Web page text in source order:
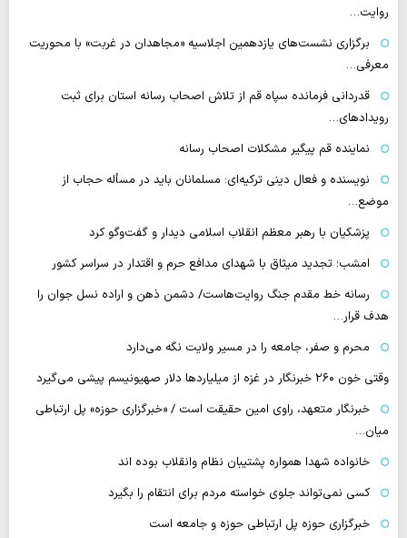
روایت…
برگزاری نشست‌های یازدهمین اجلاسیه «مجاهدان در غربت» با محوریت
معرفی…
قدردانی فرمانده سپاه قم از تلاش اصحاب رسانه استان برای ثبت
رویدادهای…
نماینده قم پیگیر مشکلات اصحاب رسانه
نویسنده و فعال دینی ترکیه‌ای: مسلمانان باید در مسأله حجاب از
موضع…
پزشکیان با رهبر معظم انقلاب اسلامی دیدار و گفت‌وگو کرد
امشب؛ تجدید میثاق با شهدای مدافع حرم و اقتدار در سراسر کشور
رسانه‌ خط مقدم جنگ روایت‌هاست/ دشمن ذهن و اراده نسل جوان را
هدف قرار…
محرم و صفر، جامعه را در مسیر ولایت نگه می‌دارد
وقتی خون ۲۶۰ خبرنگار در غزه از میلیاردها دلار صهیونیسم پیشی می‌گیرد
خبرنگار متعهد، راوی امین حقیقت است / «خبرگزاری حوزه» پل ارتباطی
میان…
خانواده شهدا همواره پشتیبان نظام وانقلاب بوده اند
کسی نمی‌تواند جلوی خواسته مردم برای انتقام را بگیرد
خبرگزاری حوزه پل ارتباطی حوزه و جامعه است